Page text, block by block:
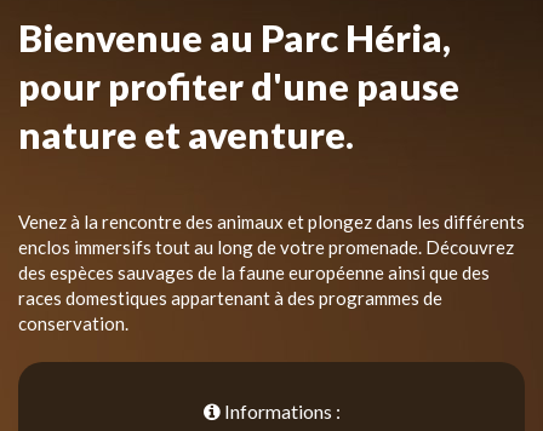
Bienvenue au Parc Héria,
pour profiter d'une pause
nature et aventure.
Venez à la rencontre des animaux et plongez dans les différents
enclos immersifs tout au long de votre promenade. Découvrez
des espèces sauvages de la faune européenne ainsi que des
races domestiques appartenant à des programmes de
conservation.
Informations :